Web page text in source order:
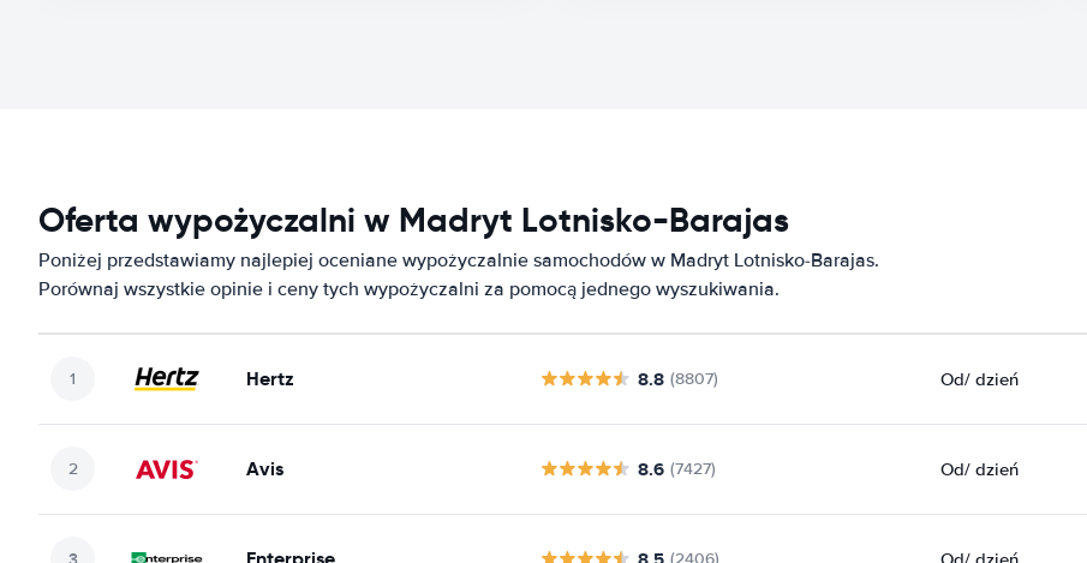
Oferta wypożyczalni w Madryt Lotnisko-Barajas
Poniżej przedstawiamy najlepiej oceniane wypożyczalnie samochodów w Madryt Lotnisko-Barajas.
Porównaj wszystkie opinie i ceny tych wypożyczalni za pomocą jednego wyszukiwania.
Hertz 8.8 (8807) Od/ dzień
Avis 8.6 (7427) Od/ dzień